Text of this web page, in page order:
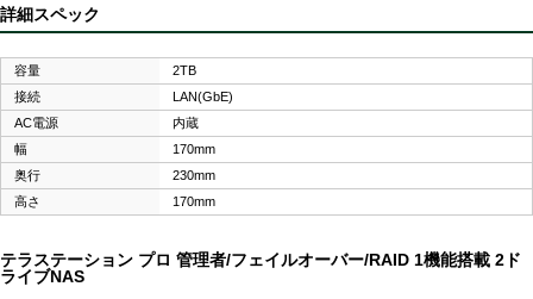
詳細スペック
容量
2TB
接続
LAN(GbE)
AC電源
内蔵
幅
170mm
奥行
230mm
高さ
170mm
テラステーション プロ 管理者/フェイルオーバー/RAID 1機能搭載 2ド
ライブNAS